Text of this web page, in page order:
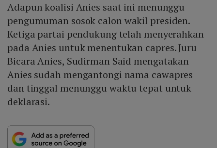
Adapun koalisi Anies saat ini menunggu
pengumuman sosok calon wakil presiden.
Ketiga partai pendukung telah menyerahkan
pada Anies untuk menentukan capres. Juru
Bicara Anies, Sudirman Said mengatakan
Anies sudah mengantongi nama cawapres
dan tinggal menunggu waktu tepat untuk
deklarasi.